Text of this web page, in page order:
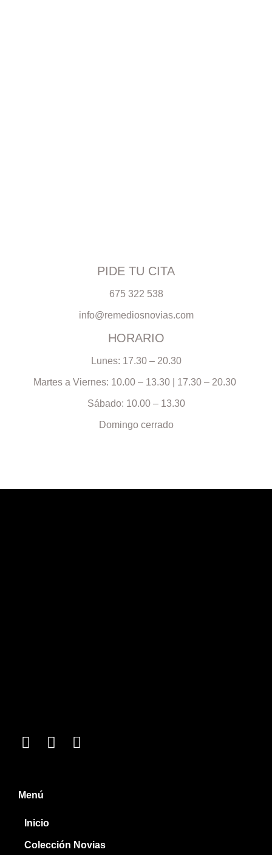
PIDE TU CITA
675 322 538
info@remediosnovias.com
HORARIO
Lunes: 17.30 – 20.30
Martes a Viernes: 10.00 – 13.30 | 17.30 – 20.30
Sábado: 10.00 – 13.30
Domingo cerrado
Menú
Inicio
Colección Novias